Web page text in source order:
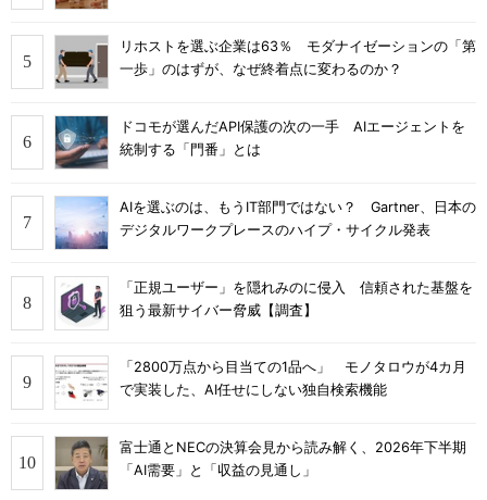
リホストを選ぶ企業は63％ モダナイゼーションの「第
一歩」のはずが、なぜ終着点に変わるのか？
ドコモが選んだAPI保護の次の一手 AIエージェントを
統制する「門番」とは
AIを選ぶのは、もうIT部門ではない？ Gartner、日本の
デジタルワークプレースのハイプ・サイクル発表
「正規ユーザー」を隠れみのに侵入 信頼された基盤を
狙う最新サイバー脅威【調査】
「2800万点から目当ての1品へ」 モノタロウが4カ月
で実装した、AI任せにしない独自検索機能
富士通とNECの決算会見から読み解く、2026年下半期
「AI需要」と「収益の見通し」